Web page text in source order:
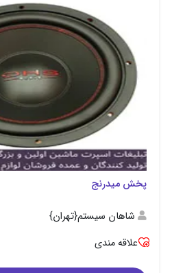
پخش میدرنج
شاهان سیستم{تهران}
علاقه مندی